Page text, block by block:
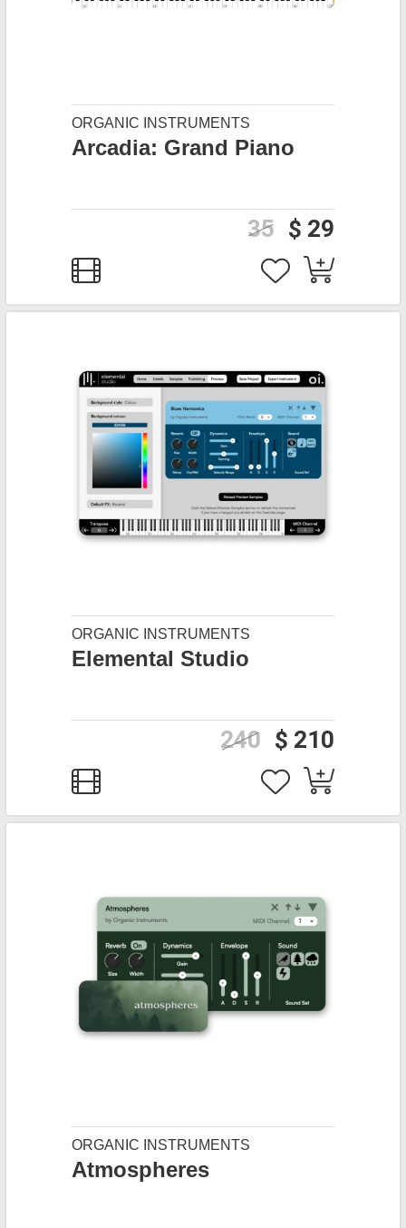
ORGANIC INSTRUMENTS
Arcadia: Grand Piano
$ 29
35
ORGANIC INSTRUMENTS
Elemental Studio
$ 210
240
ORGANIC INSTRUMENTS
Atmospheres